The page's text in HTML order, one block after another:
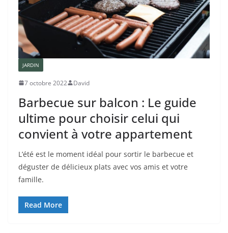
JARDIN
7 octobre 2022 David
Barbecue sur balcon : Le guide
ultime pour choisir celui qui
convient à votre appartement
L’été est le moment idéal pour sortir le barbecue et
déguster de délicieux plats avec vos amis et votre
famille.
Read More